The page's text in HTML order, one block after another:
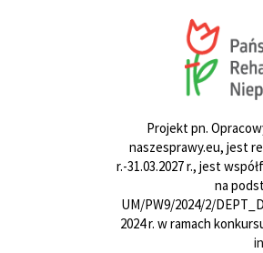
Projekt pn.
naszesprawy.eu, jest
r.-31.03.2027 r., jest
na
UM/PW9/2024/2/
2024 r. w ramach